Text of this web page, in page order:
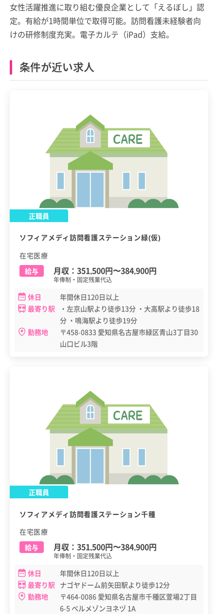
女性活躍推進に取り組む優良企業として「えるぼし」認
定。有給が1時間単位で取得可能。訪問看護未経験者向
けの研修制度充実。電子カルテ（iPad）支給。
条件が近い求人
正職員
ソフィアメディ訪問看護ステーション緑(仮)
在宅医療
給与
月収： 351,500円〜384,900円
年俸制・固定残業代込
休日
年間休日120日以上
最寄り駅
・左京山駅より徒歩13分 ・大高駅より徒歩18
分 ・鳴海駅より徒歩19分
勤務地
〒458-0833 愛知県名古屋市緑区青山3丁目30
山口ビル3階
正職員
ソフィアメディ訪問看護ステーション千種
在宅医療
給与
月収： 351,500円〜384,900円
年俸制・固定残業代込
休日
年間休日120日以上
最寄り駅 ナゴヤドーム前矢田駅より徒歩12分
勤務地
〒464-0086 愛知県名古屋市千種区萱場2丁目
6-5 ベルメゾンヨネヅ 1A